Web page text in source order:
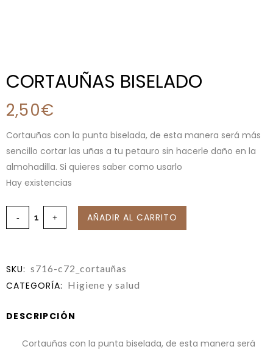
CORTAUÑAS BISELADO
2,50€
Cortauñas con la punta biselada, de esta manera será más
sencillo cortar las uñas a tu petauro sin hacerle daño en la
almohadilla. Si quieres saber como usarlo
Hay existencias
AÑADIR AL CARRITO
SKU: s716-c72_cortauñas
CATEGORÍA: Higiene y salud
DESCRIPCIÓN
Cortauñas con la punta biselada, de esta manera será